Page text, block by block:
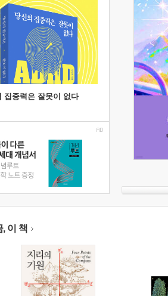
집중력은 잘못이 없다
, 이 책